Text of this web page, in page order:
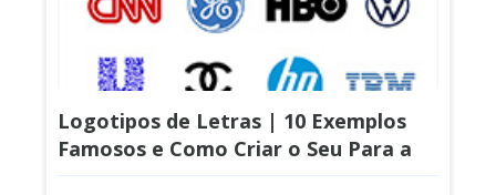
Logotipos de Letras | 10 Exemplos
Famosos e Como Criar o Seu Para a
Sua Empresa